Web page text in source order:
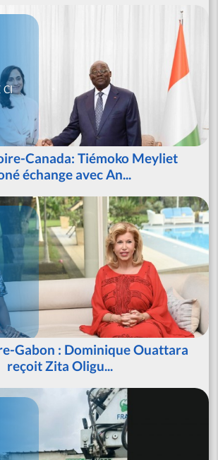
CI
Canada: Tiémoko Meyliet
échange avec An...
Gabon : Dominique Ouattara
reçoit Zita Oligu...